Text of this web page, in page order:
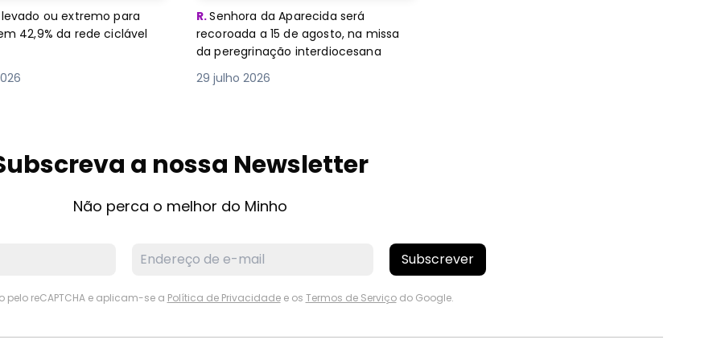
ou extremo para
42,9% da rede ciclável
R.Senhora da Aparecida será
recoroada a 15 de agosto, na missa
da peregrinação interdiocesana
29 julho 2026
a nossa Newsletter
Não perca o melhor do Minho
Subscrever
pelo reCAPTCHA e aplicam-se a Política de Privacidadee os Termos de Serviçodo Google.